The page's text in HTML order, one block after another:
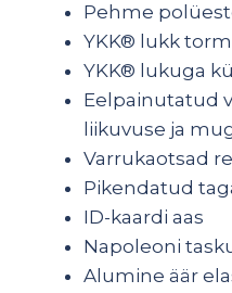
Pehme
YKK® lukk
YKK® lukuga
Eelpainutatud
liikuvuse ja
Varrukaotsad
Pikendatud
ID-kaardi aas
Napoleoni
Alumine äär